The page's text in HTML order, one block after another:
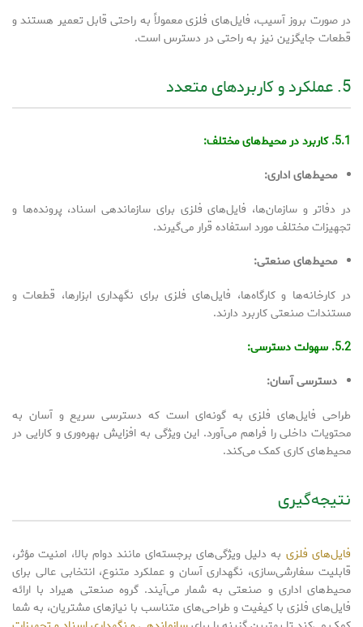
در صورت بروز آسیب، فایل‌های فلزی معمولاً به راحتی قابل تعمیر هستند و
قطعات جایگزین نیز به راحتی در دسترس است.
5. عملکرد و کاربردهای متعدد
5.1. کاربرد در محیط‌های مختلف:
محیط‌های اداری:
در دفاتر و سازمان‌ها، فایل‌های فلزی برای سازماندهی اسناد، پرونده‌ها و
تجهیزات مختلف مورد استفاده قرار می‌گیرند.
محیط‌های صنعتی:
در کارخانه‌ها و کارگاه‌ها، فایل‌های فلزی برای نگهداری ابزارها، قطعات و
مستندات صنعتی کاربرد دارند.
5.2. سهولت دسترسی:
دسترسی آسان:
طراحی فایل‌های فلزی به گونه‌ای است که دسترسی سریع و آسان به
محتویات داخلی را فراهم می‌آورد. این ویژگی به افزایش بهره‌وری و کارایی در
محیط‌های کاری کمک می‌کند.
نتیجه‌گیری
فایل‌های فلزی به دلیل ویژگی‌های برجسته‌ای مانند دوام بالا، امنیت مؤثر،
قابلیت سفارشی‌سازی، نگهداری آسان و عملکرد متنوع، انتخابی عالی برای
محیط‌های اداری و صنعتی به شمار می‌آیند. گروه صنعتی هیراد با ارائه
فایل‌های فلزی با کیفیت و طراحی‌های متناسب با نیازهای مشتریان، به شما